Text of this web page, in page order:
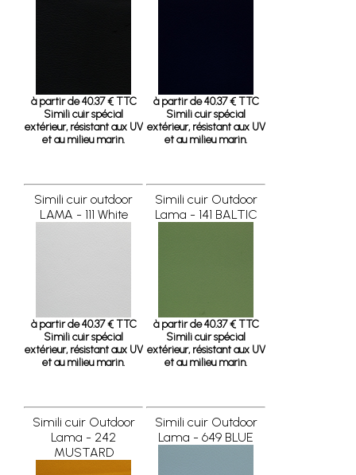
à partir de 40.37 € TTC
Simili cuir spécial
extérieur, résistant aux UV
et au milieu marin.
à partir de 40.37 € TTC
Simili cuir spécial
extérieur, résistant aux UV
et au milieu marin.
Simili cuir outdoor
LAMA - 111 White
à partir de 40.37 € TTC
Simili cuir spécial
extérieur, résistant aux UV
et au milieu marin.
Simili cuir Outdoor
Lama - 141 BALTIC
à partir de 40.37 € TTC
Simili cuir spécial
extérieur, résistant aux UV
et au milieu marin.
Simili cuir Outdoor
Lama - 242
MUSTARD
Simili cuir Outdoor
Lama - 649 BLUE